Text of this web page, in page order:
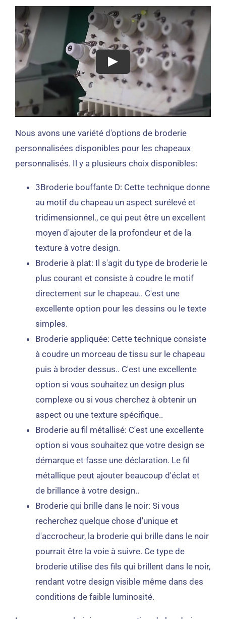
Nous avons une variété d'options de broderie
personnalisées disponibles pour les chapeaux
personnalisés. Il y a plusieurs choix disponibles:
3Broderie bouffante D: Cette technique donne
au motif du chapeau un aspect surélevé et
tridimensionnel., ce qui peut être un excellent
moyen d'ajouter de la profondeur et de la
texture à votre design.
Broderie à plat: Il s'agit du type de broderie le
plus courant et consiste à coudre le motif
directement sur le chapeau.. C'est une
excellente option pour les dessins ou le texte
simples.
Broderie appliquée: Cette technique consiste
à coudre un morceau de tissu sur le chapeau
puis à broder dessus.. C'est une excellente
option si vous souhaitez un design plus
complexe ou si vous cherchez à obtenir un
aspect ou une texture spécifique..
Broderie au fil métallisé: C'est une excellente
option si vous souhaitez que votre design se
démarque et fasse une déclaration. Le fil
métallique peut ajouter beaucoup d'éclat et
de brillance à votre design..
Broderie qui brille dans le noir: Si vous
recherchez quelque chose d'unique et
d'accrocheur, la broderie qui brille dans le noir
pourrait être la voie à suivre. Ce type de
broderie utilise des fils qui brillent dans le noir,
rendant votre design visible même dans des
conditions de faible luminosité.